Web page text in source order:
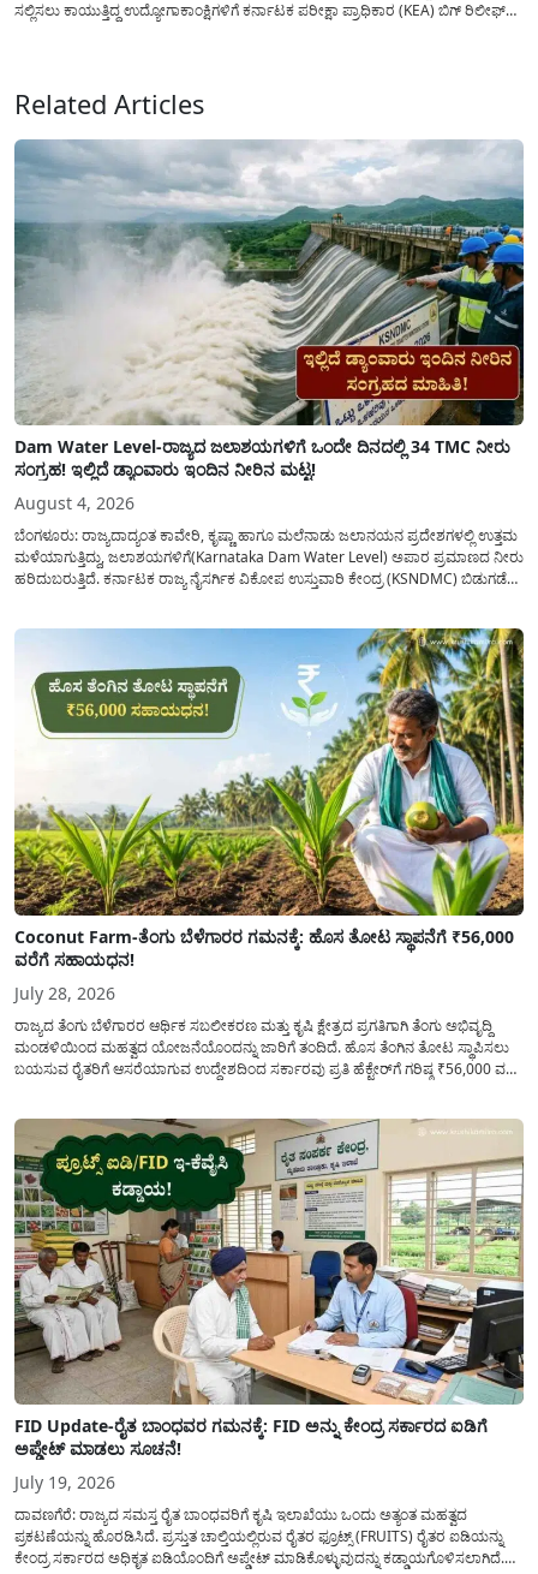
ಸಲ್ಲಿಸಲು ಕಾಯುತ್ತಿದ್ದ ಉದ್ಯೋಗಾಕಾಂಕ್ಷಿಗಳಿಗೆ ಕರ್ನಾಟಕ ಪರೀಕ್ಷಾ ಪ್ರಾಧಿಕಾರ (KEA) ಬಿಗ್ ರಿಲೀಫ್
Related Articles
Dam Water Level-ರಾಜ್ಯದ ಜಲಾಶಯಗಳಿಗೆ ಒಂದೇ ದಿನದಲ್ಲಿ 34 TMC ನೀರು
ಸಂಗ್ರಹ! ಇಲ್ಲಿದೆ ಡ್ಯಾಂವಾರು ಇಂದಿನ ನೀರಿನ ಮಟ್ಟ!
August 4, 2026
ಬೆಂಗಳೂರು: ರಾಜ್ಯದಾದ್ಯಂತ ಕಾವೇರಿ, ಕೃಷ್ಣಾ ಹಾಗೂ ಮಲೆನಾಡು ಜಲಾನಯನ ಪ್ರದೇಶಗಳಲ್ಲಿ ಉತ್ತಮ
ಮಳೆಯಾಗುತ್ತಿದ್ದು, ಜಲಾಶಯಗಳಿಗೆ(Karnataka Dam Water Level) ಅಪಾರ ಪ್ರಮಾಣದ ನೀರು
ಹರಿದುಬರುತ್ತಿದೆ. ಕರ್ನಾಟಕ ರಾಜ್ಯ ನೈಸರ್ಗಿಕ ವಿಕೋಪ ಉಸ್ತುವಾರಿ ಕೇಂದ್ರ (KSNDMC) ಬಿಡುಗಡೆ
Coconut Farm-ತೆಂಗು ಬೆಳೆಗಾರರ ಗಮನಕ್ಕೆ: ಹೊಸ ತೋಟ ಸ್ಥಾಪನೆಗೆ ₹56,000
ವರೆಗೆ ಸಹಾಯಧನ!
July 28, 2026
ರಾಜ್ಯದ ತೆಂಗು ಬೆಳೆಗಾರರ ಆರ್ಥಿಕ ಸಬಲೀಕರಣ ಮತ್ತು ಕೃಷಿ ಕ್ಷೇತ್ರದ ಪ್ರಗತಿಗಾಗಿ ತೆಂಗು ಅಭಿವೃದ್ದಿ
ಮಂಡಳಿಯಿಂದ ಮಹತ್ವದ ಯೋಜನೆಯೊಂದನ್ನು ಜಾರಿಗೆ ತಂದಿದೆ. ಹೊಸ ತೆಂಗಿನ ತೋಟ ಸ್ಥಾಪಿಸಲು
ಬಯಸುವ ರೈತರಿಗೆ ಆಸರೆಯಾಗುವ ಉದ್ದೇಶದಿಂದ ಸರ್ಕಾರವು ಪ್ರತಿ ಹೆಕ್ಟೇರ್‌ಗೆ ಗರಿಷ್ಠ ₹56,000 ವರೆಗೆ
FID Update-ರೈತ ಬಾಂಧವರ ಗಮನಕ್ಕೆ: FID ಅನ್ನು ಕೇಂದ್ರ ಸರ್ಕಾರದ ಐಡಿಗೆ
ಅಪ್ಡೇಟ್ ಮಾಡಲು ಸೂಚನೆ!
July 19, 2026
ದಾವಣಗೆರೆ: ರಾಜ್ಯದ ಸಮಸ್ತ ರೈತ ಬಾಂಧವರಿಗೆ ಕೃಷಿ ಇಲಾಖೆಯು ಒಂದು ಅತ್ಯಂತ ಮಹತ್ವದ
ಪ್ರಕಟಣೆಯನ್ನು ಹೊರಡಿಸಿದೆ. ಪ್ರಸ್ತುತ ಚಾಲ್ತಿಯಲ್ಲಿರುವ ರೈತರ ಫ್ರೂಟ್ಸ್ (FRUITS) ರೈತರ ಐಡಿಯನ್ನು
ಕೇಂದ್ರ ಸರ್ಕಾರದ ಅಧಿಕೃತ ಐಡಿಯೊಂದಿಗೆ ಅಪ್ಡೇಟ್ ಮಾಡಿಕೊಳ್ಳುವುದನ್ನು ಕಡ್ಡಾಯಗೊಳಿಸಲಾಗಿದೆ.